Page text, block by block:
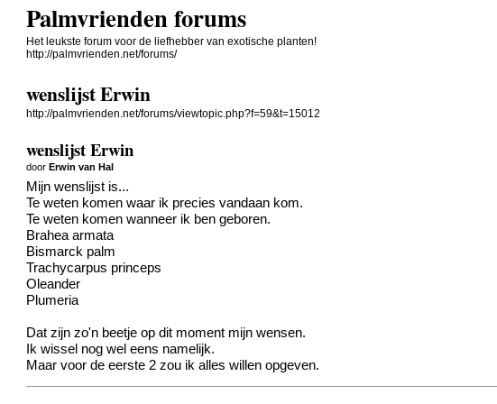
Palmvrienden forums
Het leukste forum voor de liefhebber van exotische planten!
http://palmvrienden.net/forums/
wenslijst Erwin
http://palmvrienden.net/forums/viewtopic.php?f=59&t=15012
wenslijst Erwin
doorErwin van Hal
Mijn wenslijst is...
Te weten komen waar ik precies vandaan kom.
Te weten komen wanneer ik ben geboren.
Brahea armata
Bismarck palm
Trachycarpus princeps
Oleander
Plumeria
Dat zijn zo'n beetje op dit moment mijn wensen.
Ik wissel nog wel eens namelijk.
Maar voor de eerste 2 zou ik alles willen opgeven.